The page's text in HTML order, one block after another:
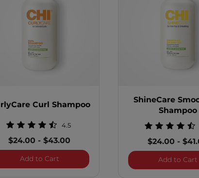
Conditioner
Curl Shampoo
4.5
$24.00 -$43.00
Add to CartCurlyCare Curl Shampoo
ShineCare
Shampoo
$24.00 -
Add to Cart